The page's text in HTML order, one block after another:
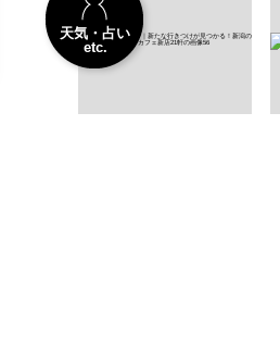
天気・占い
etc.